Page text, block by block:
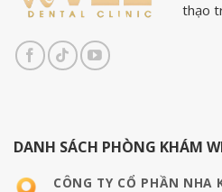
thạo
DANH SÁCH PHÒNG KHÁM
CÔNG TY CỔ PHẦN NHA